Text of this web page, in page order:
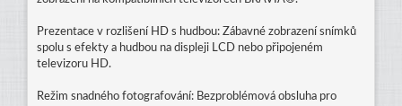
Prezentace v rozlišení HD s hudbou: Zábavné zobrazení snímků
spolu s efekty a hudbou na displeji LCD nebo připojeném
televizoru HD.
Režim snadného fotografování: Bezproblémová obsluha pro